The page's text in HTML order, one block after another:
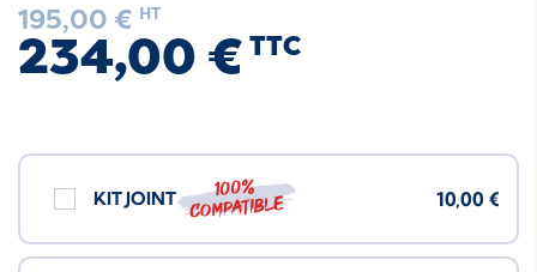
195,00 € HT
234,00 € TTC
KIT JOINT 100%
compatible 10,00 €